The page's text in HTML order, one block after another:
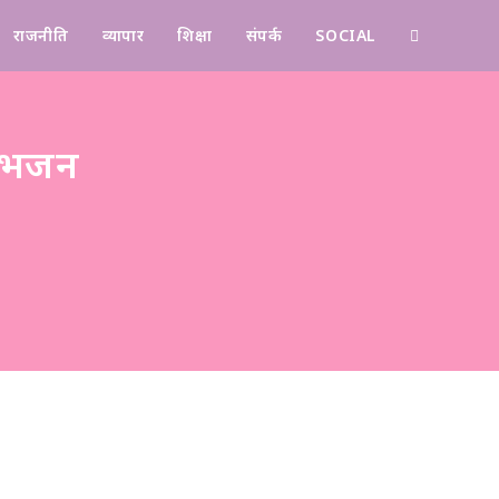
राजनीति व्यापार शिक्षा संपर्क SOCIAL
भजन
Contact